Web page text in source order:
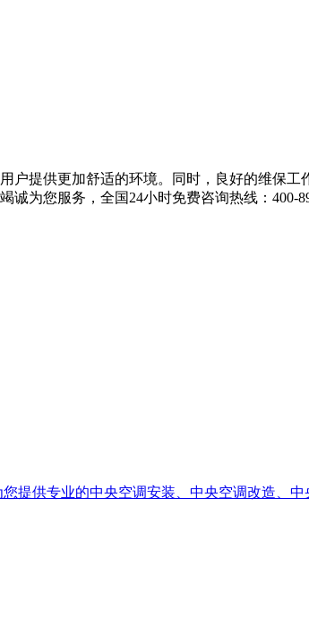
提供更加舒适的环境。同时，良好的维保工
为您服务，全国24小时免费咨询热线：400-
提供专业的中央空调安装、中央空调改造、中